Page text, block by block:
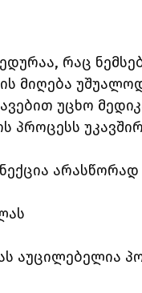
რაც
მიღება
უცხო
პროცესს
აუცილებელია